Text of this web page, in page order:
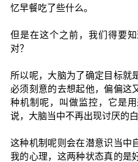
忆早餐吃了些什么。
但是在这个之前，我们得要
对？
所以呢，大脑为了确定目标就
必须刻意的去想起他，偏偏这
种机制呢，叫做监控，它是
说，大脑当中不再出现讨厌的白
这种机制呢则会在潜意识当中
我的心理，这两种状态真的是